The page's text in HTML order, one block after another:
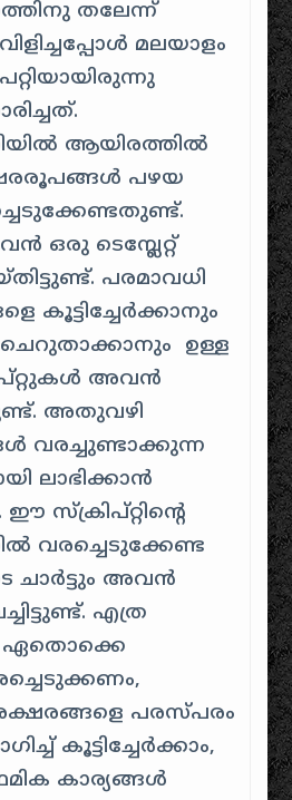
തലേന്ന്
മലയാളം
ആയിരത്തിൽ
പഴയ
ഒരു ടെമ്പ്ലേറ്റ്
പരമാവധി
കൂട്ടിച്ചേർക്കാനും
ഉള്ള
അവൻ
അതുവഴി
വരച്ചുണ്ടാക്കുന്ന
ലാഭിക്കാൻ
സ്ക്രിപ്റ്റിന്റെ
വരച്ചെടുക്കേണ്ട
ചാർട്ടും അവൻ
എത്ര
ഏതൊക്കെ
പരസ്പരം
കൂട്ടിച്ചേർക്കാം,
കാര്യങ്ങൾ